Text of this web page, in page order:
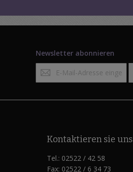
Newsletter abonnieren
zum
Kontaktieren sie uns
Tel.: 02522 / 42 58
Fax: 02522 / 6 34 73